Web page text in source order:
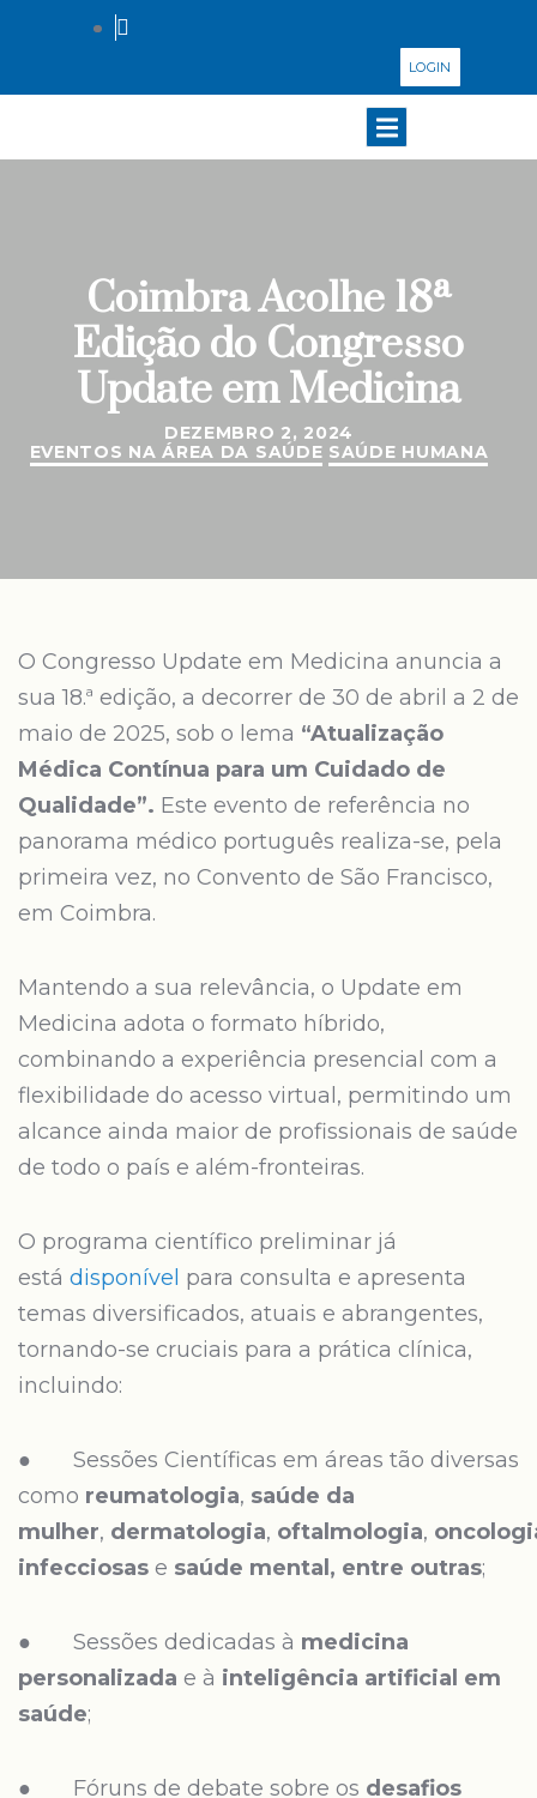
LOGIN
Coimbra Acolhe 18ª
Edição do Congresso
Update em Medicina
DEZEMBRO 2, 2024
EVENTOS NA ÁREA DA SAÚDE SAÚDE HUMANA
O Congresso Update em Medicina anuncia a
sua 18.ª edição, a decorrer de 30 de abril a 2 de
maio de 2025, sob o lema “Atualização
Médica Contínua para um Cuidado de
Qualidade”. Este evento de referência no
panorama médico português realiza-se, pela
primeira vez, no Convento de São Francisco,
em Coimbra.
Mantendo a sua relevância, o Update em
Medicina adota o formato híbrido,
combinando a experiência presencial com a
flexibilidade do acesso virtual, permitindo um
alcance ainda maior de profissionais de saúde
de todo o país e além-fronteiras.
O programa científico preliminar já
está disponível para consulta e apresenta
temas diversificados, atuais e abrangentes,
tornando-se cruciais para a prática clínica,
incluindo:
● Sessões Científicas em áreas tão diversas
como reumatologia, saúde da
mulher, dermatologia, oftalmologia,
infecciosas e saúde mental, entre outras;
● Sessões dedicadas à medicina
personalizada e à inteligência artificial em
saúde;
● Fóruns de debate sobre os desafios